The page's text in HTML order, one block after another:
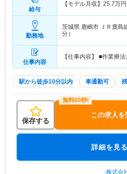
給与
【モデル月収】 25.7万円
勤務地
茨城県 鹿嶋市 ＪＲ鹿島
分）
仕事内容
【仕事内容】 ■作業療
駅から徒歩10分以内 車通勤可
保存する
この求人
詳細を見る
株式会